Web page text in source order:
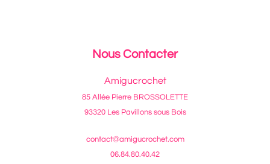
Nous Contacter
Amigucrochet
85 Allée Pierre BROSSOLETTE
93320 Les Pavillons sous Bois
contact@amigucrochet.com
06.84.80.40.42